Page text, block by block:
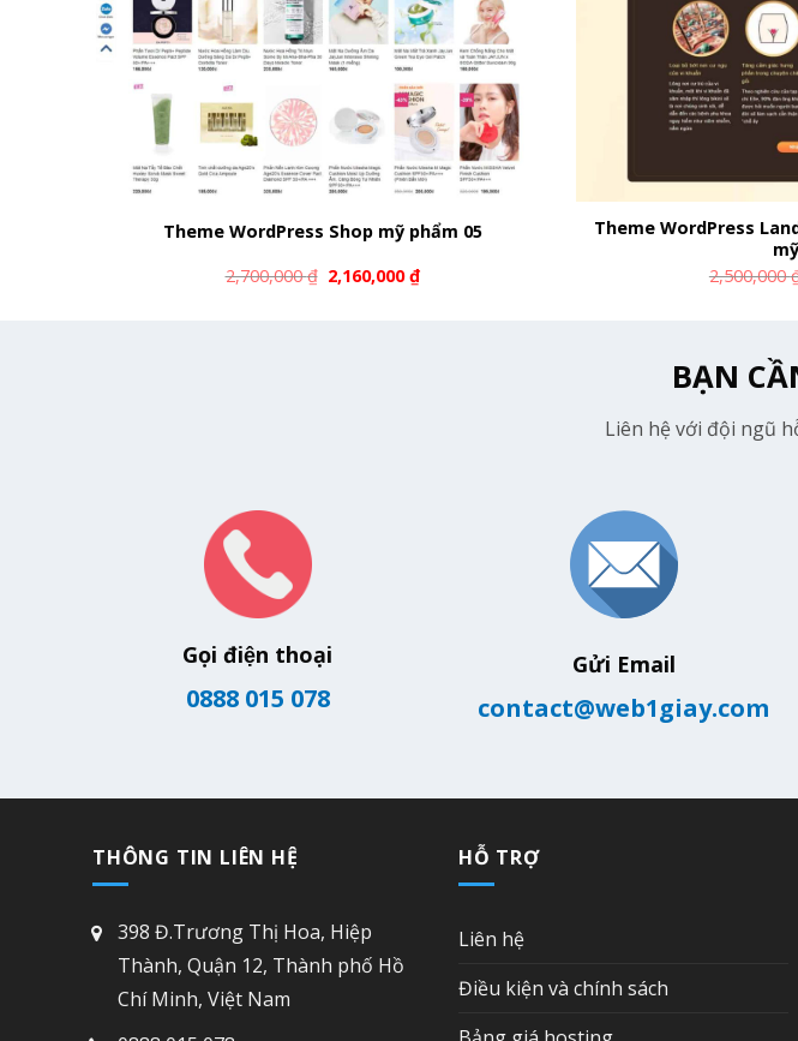
Theme WordPress Shop mỹ phẩm 05
2,700,000₫ 2,160,000₫
Theme WordPress
2,500,000
BẠN
Liên hệ với đội ngũ
Gọi điện thoại
0888 015 078
Gửi Email
contact@web1giay.com
THÔNG TIN LIÊN HỆ
398 Đ.Trương Thị Hoa, Hiệp
Thành, Quận 12, Thành phố Hồ
Chí Minh, Việt Nam
HỖ TRỢ
Liên hệ
Điều kiện và chính sách